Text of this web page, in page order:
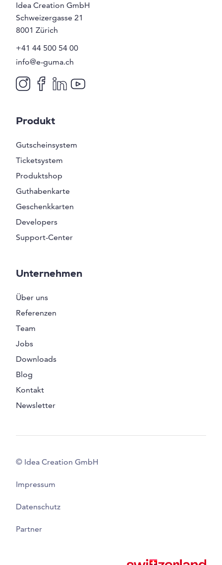
Idea Creation GmbH
Schweizergasse 21
8001 Zürich
+41 44 500 54 00
info@e-guma.ch
Produkt
Gutscheinsystem
Ticketsystem
Produktshop
Guthabenkarte
Geschenkkarten
Developers
Support-Center
Unternehmen
Über uns
Referenzen
Team
Jobs
Downloads
Blog
Kontakt
Newsletter
© Idea Creation GmbH
Impressum
Datenschutz
Partner